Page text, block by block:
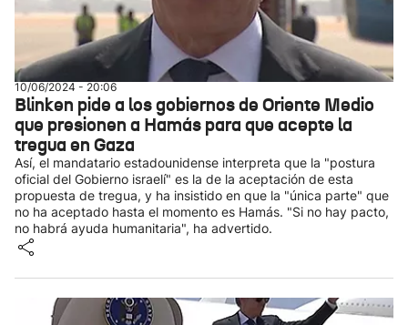
10/06/2024 - 20:06
Blinken pide a los gobiernos de Oriente Medio
que presionen a Hamás para que acepte la
tregua en Gaza
Así, el mandatario estadounidense interpreta que la "postura
oficial del Gobierno israelí" es la de la aceptación de esta
propuesta de tregua, y ha insistido en que la "única parte" que
no ha aceptado hasta el momento es Hamás. "Si no hay pacto,
no habrá ayuda humanitaria", ha advertido.